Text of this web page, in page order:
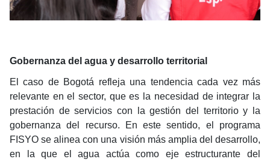
Gobernanza del agua y desarrollo territorial
El caso de Bogotá refleja una tendencia cada vez más
relevante en el sector, que es la necesidad de integrar la
prestación de servicios con la gestión del territorio y la
gobernanza del recurso. En este sentido, el programa
FISYO se alinea con una visión más amplia del desarrollo,
en la que el agua actúa como eje estructurante del